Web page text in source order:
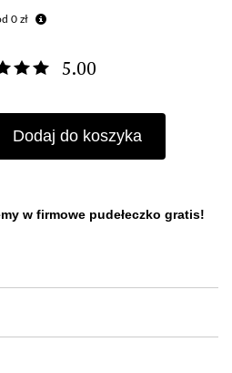
0 zł
5.00
Dodaj do koszyka
w firmowe pudełeczko gratis!